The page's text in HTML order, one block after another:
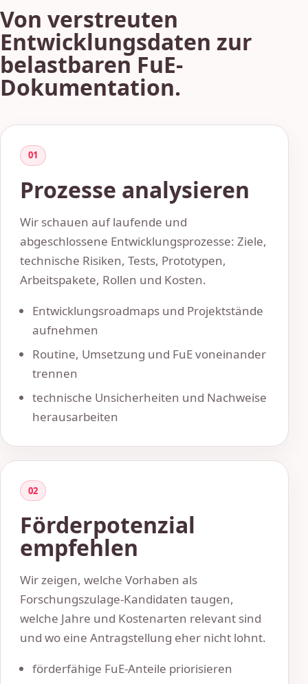
Von verstreuten
Entwicklungsdaten zur
belastbaren FuE-
Dokumentation.
01
Prozesse analysieren
Wir schauen auf laufende und
abgeschlossene Entwicklungsprozesse: Ziele,
technische Risiken, Tests, Prototypen,
Arbeitspakete, Rollen und Kosten.
Entwicklungsroadmaps und Projektstände
aufnehmen
Routine, Umsetzung und FuE voneinander
trennen
technische Unsicherheiten und Nachweise
herausarbeiten
02
Förderpotenzial
empfehlen
Wir zeigen, welche Vorhaben als
Forschungszulage-Kandidaten taugen,
welche Jahre und Kostenarten relevant sind
und wo eine Antragstellung eher nicht lohnt.
förderfähige FuE-Anteile priorisieren